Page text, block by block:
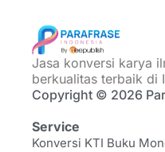
Jasa konversi karya
berkualitas terbaik di
Copyright © 2026
Service
Konversi KTI Buku